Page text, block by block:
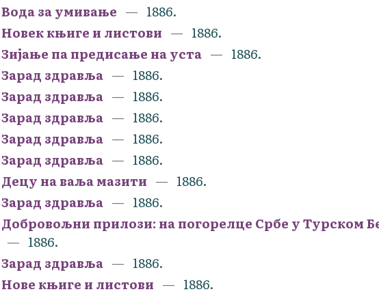
Вода за умивање
1886.
Новек књиге и листови
1886.
Зијање па предисање на уста
1886.
Зарад здравља
1886.
Зарад здравља
1886.
Зарад здравља
1886.
Зарад здравља
1886.
Зарад здравља
1886.
Децу на ваља мазити
1886.
Зарад здравља
1886.
Добровољни прилози: на погорелце Србе у Турском
1886.
Зарад здравља
1886.
Нове књиге и листови
1886.